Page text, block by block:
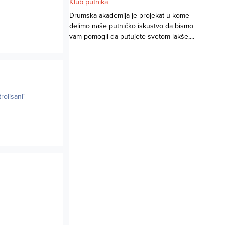
Klub putnika
Drumska akademija je projekat u kome
delimo naše putničko iskustvo da bismo
vam pomogli da putujete svetom lakše,...